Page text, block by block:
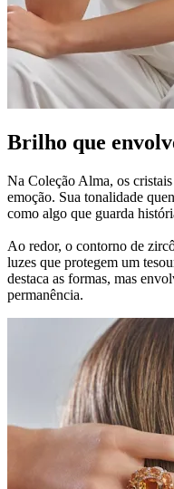
Brilho que
Na Coleção Alma, os
emoção. Sua tonalidade
como algo que guarda
Ao redor, o contorno de
luzes que protegem um
destaca as formas, mas
permanência.